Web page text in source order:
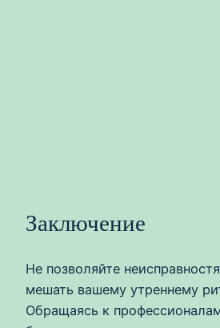
Заключение
Не позволяйте
мешать вашему утреннему
Обращаясь к